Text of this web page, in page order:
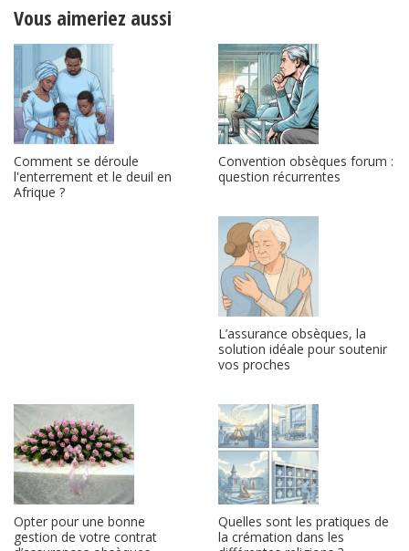
Vous aimeriez aussi
Comment se déroule
l'enterrement et le deuil en
Afrique ?
Convention obsèques forum :
question récurrentes
L’assurance obsèques, la
solution idéale pour soutenir
vos proches
Opter pour une bonne
gestion de votre contrat
Quelles sont les pratiques de
la crémation dans les